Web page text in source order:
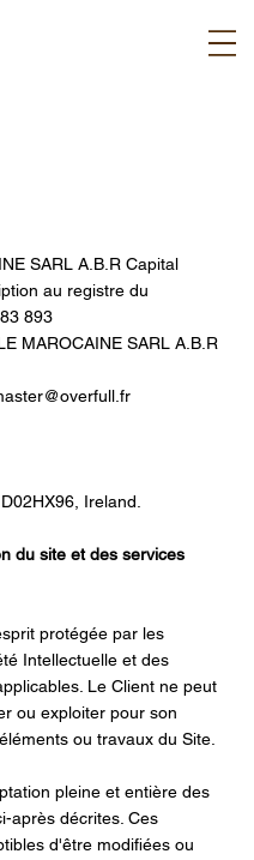
SARL A.B.R Capital
au registre du
893
MAROCAINE SARL A.B.R
Ireland.
du site et des services
protégée par les
Intellectuelle et des
Le Client ne peut
ou exploiter pour son
ou travaux du Site.
pleine et entière des
après décrites. Ces
d'être modifiées ou